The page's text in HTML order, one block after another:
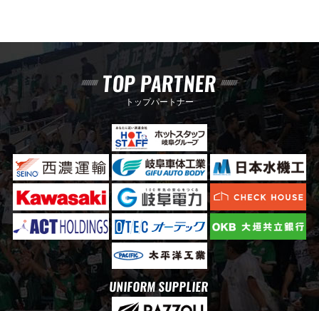
TOP PARTNER
トップパートナー
UNIFORM SUPPLIER